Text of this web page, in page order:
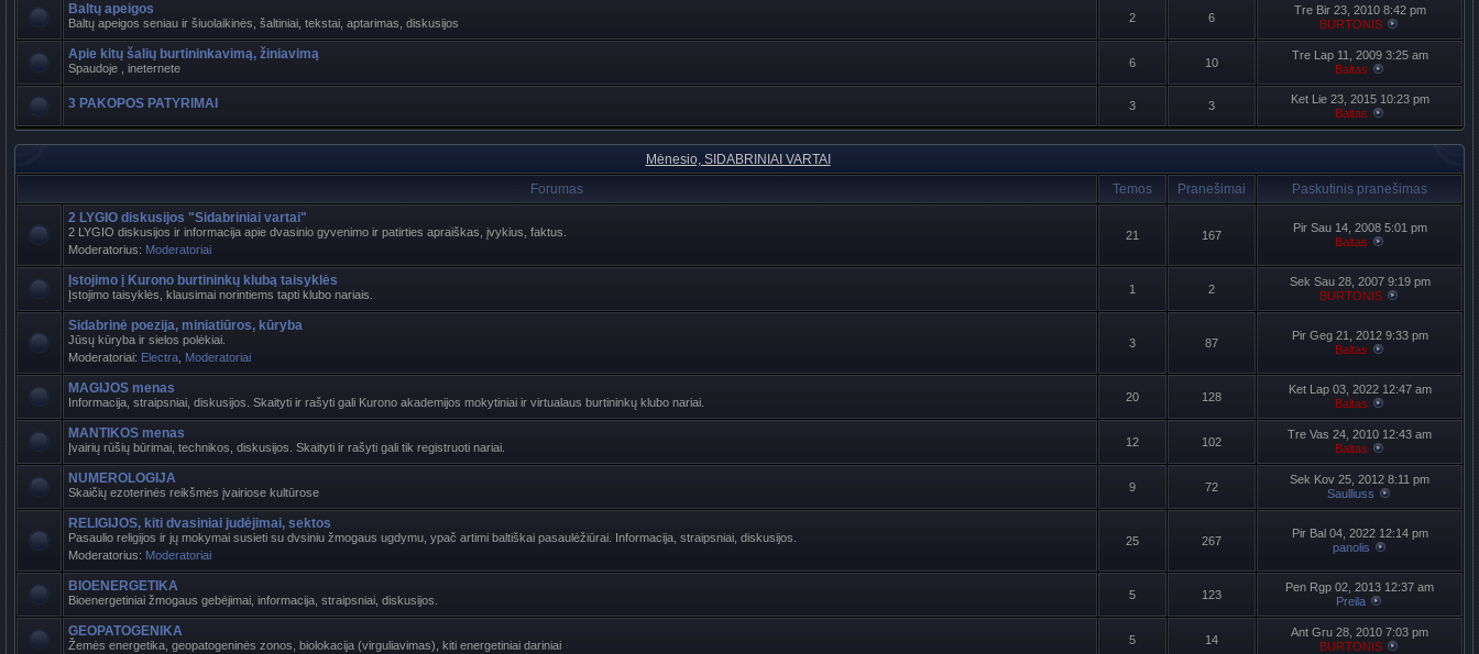
Baltų apeigos
Baltų apeigos seniau ir šiuolaikinės, šaltiniai, tekstai, aptarimas, diskusijos 2 6
Tre Bir 23, 2010 8:42 pm
BURTONIS
Apie kitų šalių burtininkavimą, žiniavimą
Spaudoje , ineternete 6 10
Tre Lap 11, 2009 3:25 am
Baltas
3 PAKOPOS PATYRIMAI 3 3
Ket Lie 23, 2015 10:23 pm
Baltas
Mėnesio, SIDABRINIAI VARTAI
Forumas
Temos Pranešimai
Paskutinis pranešimas
2 LYGIO diskusijos "Sidabriniai vartai"
2 LYGIO diskusijos ir informacija apie dvasinio gyvenimo ir patirties apraiškas, įvykius, faktus.
Moderatorius: Moderatoriai
21 167
Pir Sau 14, 2008 5:01 pm
Baltas
Įstojimo į Kurono burtininkų klubą taisyklės
Įstojimo taisyklės, klausimai norintiems tapti klubo nariais. 1 2
Sek Sau 28, 2007 9:19 pm
BURTONIS
Sidabrinė poezija, miniatiūros, kūryba
Jūsų kūryba ir sielos polėkiai.
Moderatoriai: Electra Moderatoriai
3 87
Pir Geg 21, 2012 9:33 pm
Baltas
MAGIJOS menas
Informacija, straipsniai, diskusijos. Skaityti ir rašyti gali Kurono akademijos mokytiniai ir virtualaus burtininkų klubo nariai. 20 128
Ket Lap 03, 2022 12:47 am
Baltas
MANTIKOS menas
Įvairių rūšių būrimai, technikos, diskusijos. Skaityti ir rašyti gali tik registruoti nariai. 12 102
Tre Vas 24, 2010 12:43 am
Baltas
NUMEROLOGIJA
Skaičių ezoterinės reikšmės įvairiose kultūrose 9 72
Sek Kov 25, 2012 8:11 pm
Saulliuss
RELIGIJOS, kiti dvasiniai judėjimai, sektos
Pasaulio religijos ir jų mokymai susieti su dvsiniu žmogaus ugdymu, ypač artimi baltiškai pasaulėžiūrai. Informacija, straipsniai, diskusijos.
Moderatorius: Moderatoriai
25 267
Pir Bal 04, 2022 12:14 pm
panolis
BIOENERGETIKA
Bioenergetiniai žmogaus gebėjimai, informacija, straipsniai, diskusijos. 5 123
Pen Rgp 02, 2013 12:37 am
Preila
GEOPATOGENIKA
Žemės energetika, geopatogeninės zonos, biolokacija (virguliavimas), kiti energetiniai dariniai 5 14
Ant Gru 28, 2010 7:03 pm
BURTONIS